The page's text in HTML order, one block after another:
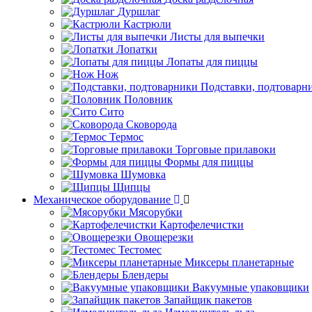
Дуршлаг
Кастрюли
Листы для выпечки
Лопатки
Лопаты для пиццы
Нож
Подставки,
Половник
Сито
Сковорода
Термос
Торговые прилавоки
Формы для пиццы
Шумовка
Щипцы
Механическое оборудование
Мясорубки
Картофелечистки
Овощерезки
Тестомес
Миксеры планетарные
Блендеры
Вакуумные упаковщики
Запайщик пакетов